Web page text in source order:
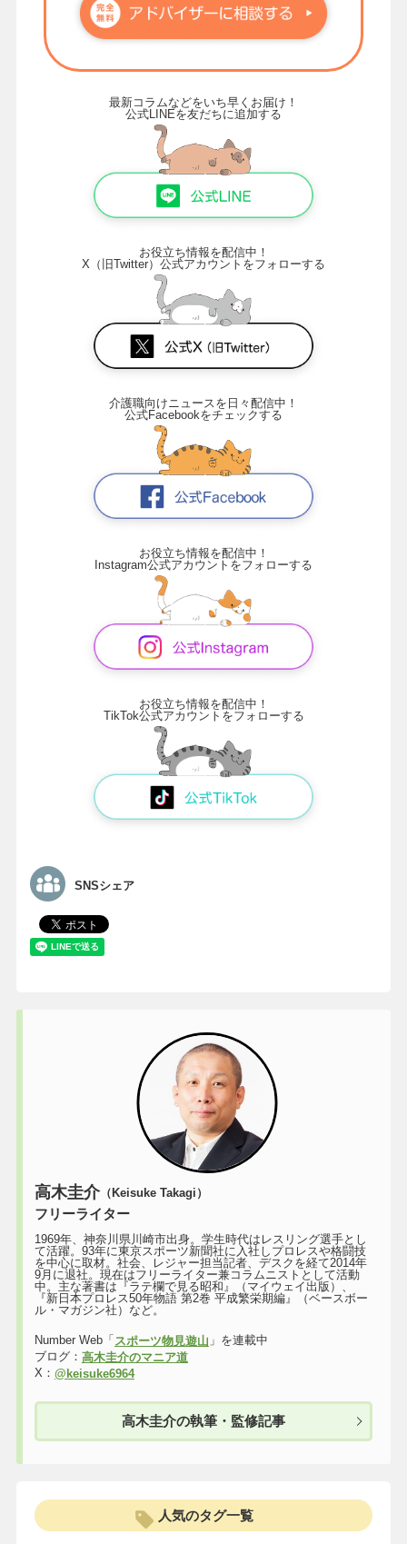
最新コラムなどをいち早くお届け！
公式LINEを友だちに追加する
お役立ち情報を配信中！
X（旧Twitter）公式アカウントをフォローする
介護職向けニュースを日々配信中！
公式Facebookをチェックする
お役立ち情報を配信中！
Instagram公式アカウントをフォローする
お役立ち情報を配信中！
TikTok公式アカウントをフォローする
SNSシェア
高木圭介（Keisuke Takagi）
フリーライター
1969年、神奈川県川崎市出身。学生時代はレスリング選手とし
て活躍。93年に東京スポーツ新聞社に入社しプロレスや格闘技
を中心に取材。社会、レジャー担当記者、デスクを経て2014年
9月に退社。現在はフリーライター兼コラムニストとして活動
中。主な著書は『ラテ欄で見る昭和』（マイウェイ出版）、
『新日本プロレス50年物語 第2巻 平成繁栄期編』（ベースボー
ル・マガジン社）など。
Number Web「 スポーツ物見遊山 」を連載中
ブログ： 高木圭介のマニア道
X： @keisuke6964
高木圭介の執筆・監修記事
人気のタグ一覧